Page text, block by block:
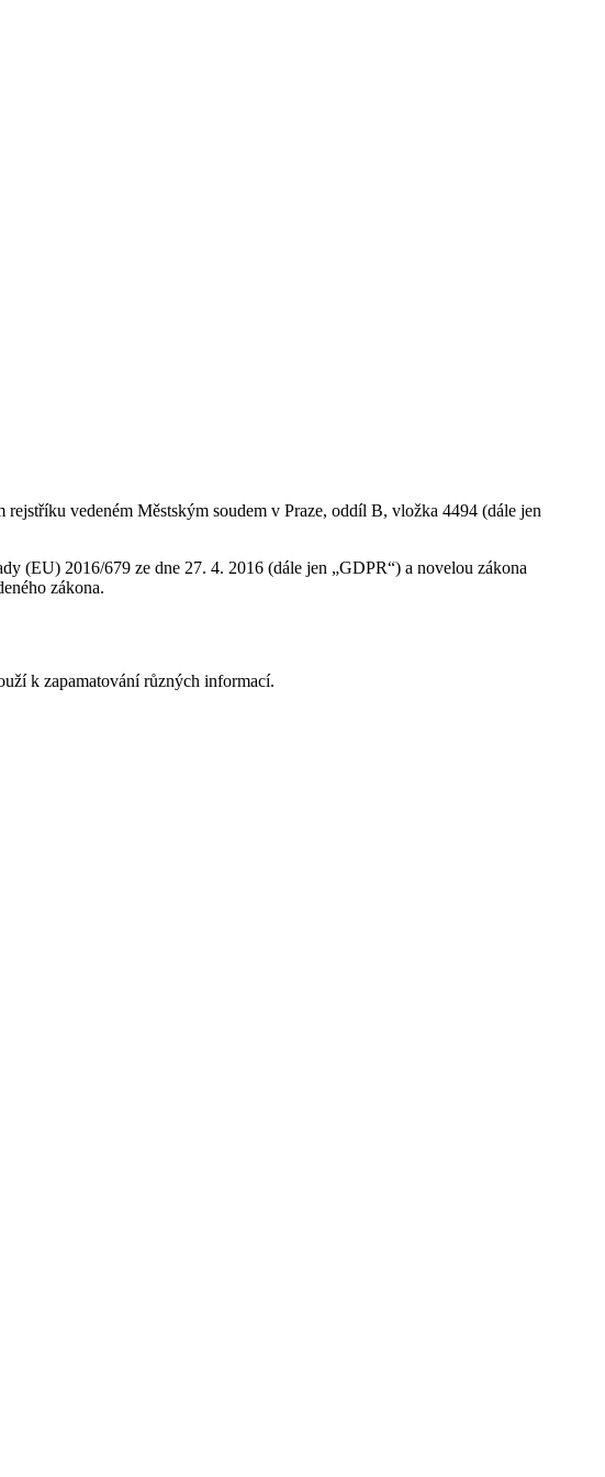
vedeném Městským soudem v Praze, oddíl B, vložka 4494 (dále jen
(EU) 2016/679 ze dne 27. 4. 2016 (dále jen „GDPR“) a novelou zákona
zákona.
k zapamatování různých informací.